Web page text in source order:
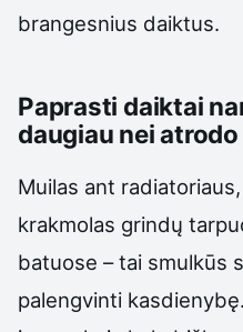
brangesnius daiktus.
Paprasti daiktai
daugiau nei atrodo
Muilas ant
krakmolas grindų
batuose – tai smulkūs
palengvinti